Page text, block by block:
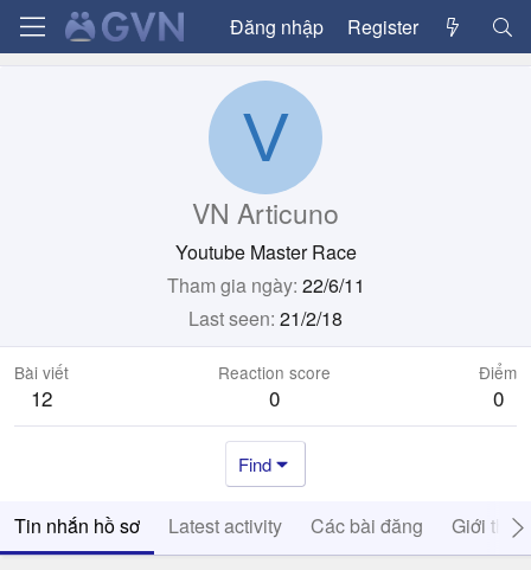
Đăng nhập Register
V
VN Articuno
Youtube Master Race
Tham gia ngày 22/6/11
Last seen 21/2/18
Bài viết
12
Reaction score
0
Điểm
0
Find
Tin nhắn hồ sơ Latest activity Các bài đăng Giới thiệu